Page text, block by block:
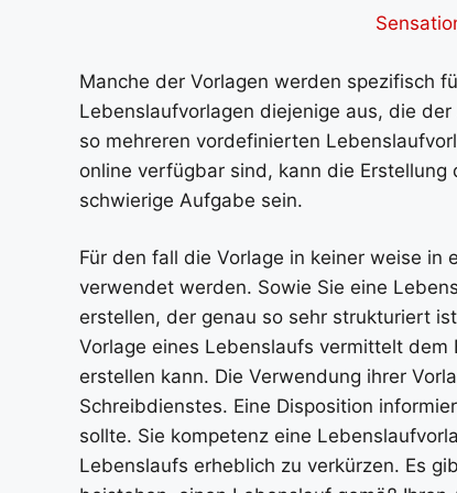
Manche der Vorlagen werden spezifisch
Lebenslaufvorlagen diejenige aus, die
so mehreren vordefinierten
online verfügbar sind, kann die
schwierige Aufgabe sein.
Für den fall die Vorlage in keiner weise
verwendet werden. Sowie Sie eine
erstellen, der genau so sehr strukturiert
Vorlage eines Lebenslaufs vermittelt
erstellen kann. Die Verwendung ihrer
Schreibdienstes. Eine Disposition
sollte. Sie kompetenz eine
Lebenslaufs erheblich zu verkürzen. Es